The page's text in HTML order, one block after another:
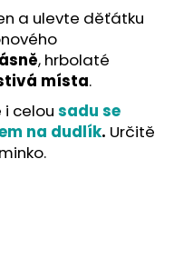
a ulevte děťátku
, hrbolaté
místa.
celou sadu se
na dudlík. Určitě